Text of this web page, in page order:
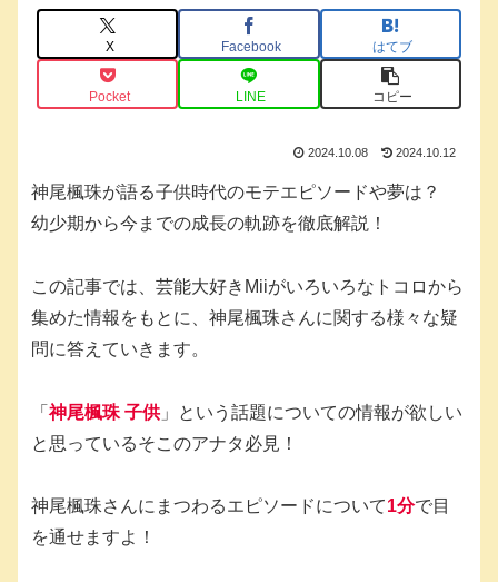
X Facebook はてブ
Pocket LINE コピー
2024.10.08 2024.10.12
神尾楓珠が語る子供時代のモテエピソードや夢は？
幼少期から今までの成長の軌跡を徹底解説！
この記事では、芸能大好きMiiがいろいろなトコロから
集めた情報をもとに、神尾楓珠さんに関する様々な疑
問に答えていきます。
「神尾楓珠 子供」という話題についての情報が欲しい
と思っているそこのアナタ必見！
神尾楓珠さんにまつわるエピソードについて1分で目
を通せますよ！